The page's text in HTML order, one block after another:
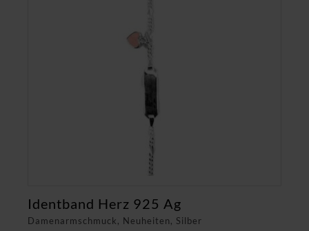
Damenarmschmuck, Neuheiten, Silber
Identband Herz 925 Ag